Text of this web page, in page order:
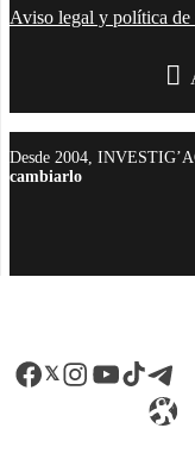
Aviso legal y política de
Desde 2004,
cambiarlo
Facebook
LinkedIn
Instagram
YouTube
TikTok
Enlace